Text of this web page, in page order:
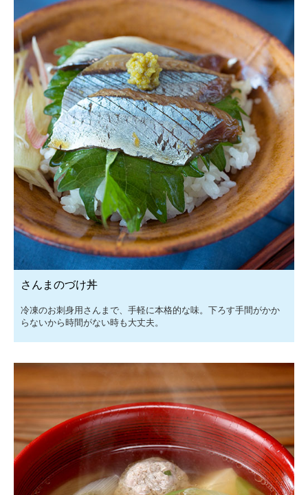
さんまのづけ丼
冷凍のお刺身用さんまで、手軽に本格的な味。下ろす手間がかか
らないから時間がない時も大丈夫。